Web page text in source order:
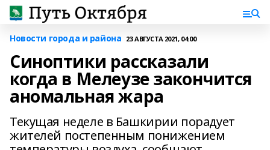
Новости города и района 23 АВГУСТА 2021, 04:00
Синоптики рассказали
когда в Мелеузе закончится
аномальная жара
Текущая неделе в Башкирии порадует
жителей постепенным понижением